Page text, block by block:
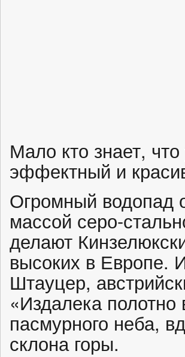
Мало кто знает,
эффектный и
Огромный водопад
массой серо-
делают
высоких в Европе.
Штауцер,
«Издалека
пасмурного неба,
склона горы.